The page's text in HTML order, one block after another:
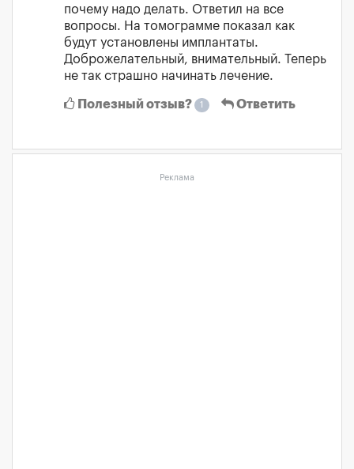
почему надо делать. Ответил на все
вопросы. На томограмме показал как
будут установлены имплантаты.
Доброжелательный, внимательный. Теперь
не так страшно начинать лечение.
Полезный отзыв? 1 Ответить
Реклама